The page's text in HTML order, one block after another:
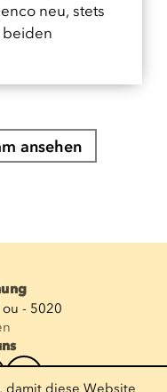
neu, stets
beiden
ansehen
- 5020
damit diese Website